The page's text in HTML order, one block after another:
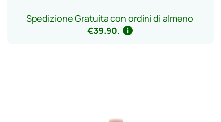
Spedizione Gratuita con ordini di almeno
€39.90.